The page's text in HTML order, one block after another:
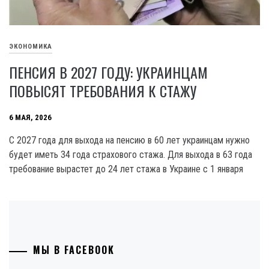
ЭКОНОМИКА
ПЕНСИЯ В 2027 ГОДУ: УКРАИНЦАМ
ПОВЫСЯТ ТРЕБОВАНИЯ К СТАЖУ
6 МАЯ, 2026
С 2027 года для выхода на пенсию в 60 лет украинцам нужно
будет иметь 34 года страхового стажа. Для выхода в 63 года
требование вырастет до 24 лет стажа в Украине с 1 января
МЫ В FACEBOOK